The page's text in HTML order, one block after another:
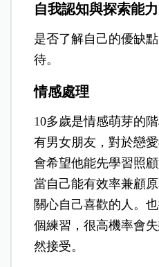
自我認知與探索能力
是否了解自己的優缺
待。
情感處理
10多歲是情感萌芽的
有男女朋友，對於戀
會希望他能先學習照
當自己能有效率兼顧
關心自己喜歡的人。
個練習，很高機率會
然接受。